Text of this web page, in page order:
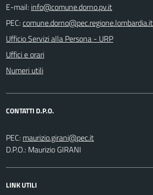
E-mail:
PEC:
Ufficio Servizi alla Persona - URP
Uffici e orari
Numeri utili
CONTATTI D.P.O.
PEC:
D.P.O.: Maurizio GIRANI
LINK UTILI